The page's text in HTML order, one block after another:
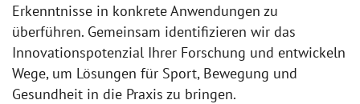
Erkenntnisse in konkrete Anwendungen zu
überführen. Gemeinsam identifizieren wir das
Innovationspotenzial Ihrer Forschung und entwickeln
Wege, um Lösungen für Sport, Bewegung und
Gesundheit in die Praxis zu bringen.